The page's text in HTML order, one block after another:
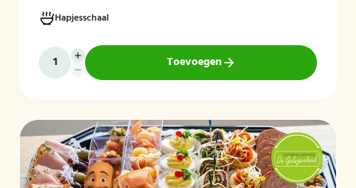
Ideaal als borrelhapje voor feestjes, recepties of zakelijke
bijeenkomsten. De wraps zijn vers bereid en aantrekkelijk
gepresenteerd op een serveerschaal.
Hapjesschaal
Toevoegen